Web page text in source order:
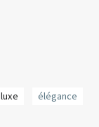
luxe
élégance